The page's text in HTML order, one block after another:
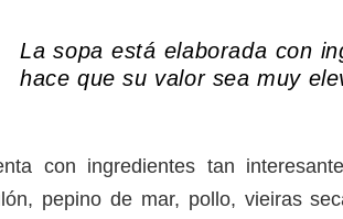
La sopa está elaborada con
hace que su valor sea muy
con ingredientes tan
pepino de mar, pollo, vieiras